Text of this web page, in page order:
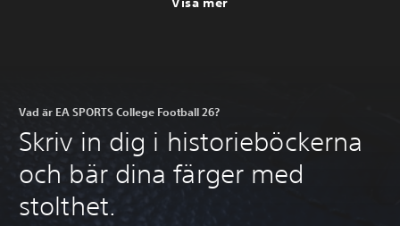
Vad är EA SPORTS College Football 26?
Skriv in dig i historieböckerna
och bär dina färger med
stolthet.